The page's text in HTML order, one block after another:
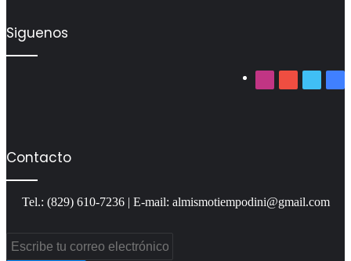
Siguenos
Contacto
Tel.: (829) 610-7236 | E-mail: almismotiempodini@gmail.com
Escribe
tu